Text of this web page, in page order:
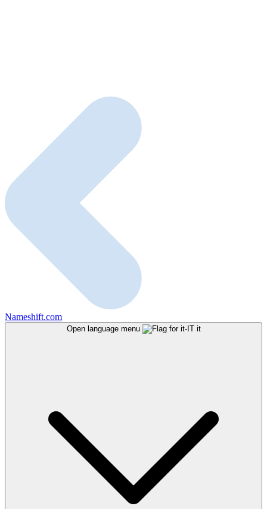
Nameshift.com
Open language menu it